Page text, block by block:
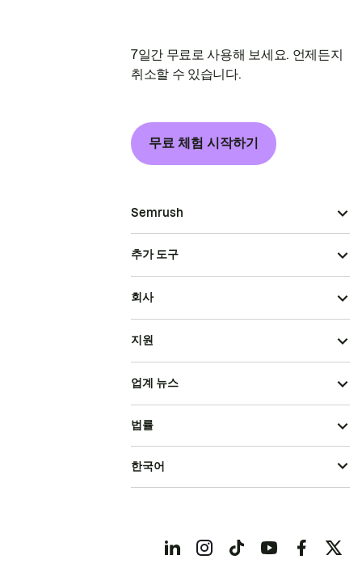
7일간 무료로 사용해 보세요. 언제든지
취소할 수 있습니다.
무료 체험 시작하기
Semrush
추가 도구
회사
지원
업계 뉴스
법률
한국어